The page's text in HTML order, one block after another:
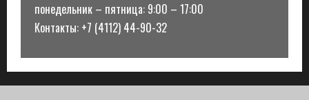
понедельник – пятница: 9:00 – 17:00
Контакты: +7 (4112) 44-90-32